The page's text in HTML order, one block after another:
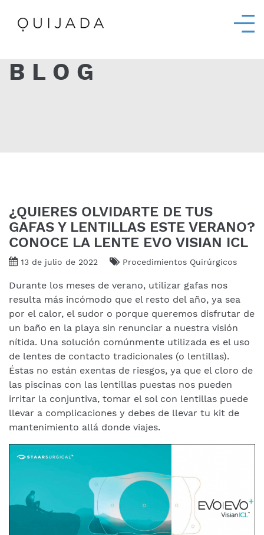
BLOG
¿QUIERES OLVIDARTE DE TUS
GAFAS Y LENTILLAS ESTE VERANO?
CONOCE LA LENTE EVO VISIAN ICL
13 de julio de 2022 Procedimientos Quirúrgicos
Durante los meses de verano, utilizar gafas nos
resulta más incómodo que el resto del año, ya sea
por el calor, el sudor o porque queremos disfrutar de
un baño en la playa sin renunciar a nuestra visión
nítida. Una solución comúnmente utilizada es el uso
de lentes de contacto tradicionales (o lentillas).
Éstas no están exentas de riesgos, ya que el cloro de
las piscinas con las lentillas puestas nos pueden
irritar la conjuntiva, tomar el sol con lentillas puede
llevar a complicaciones y debes de llevar tu kit de
mantenimiento allá donde viajes.